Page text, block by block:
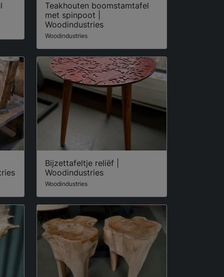
Teakhouten boomstamtafel
met spinpoot |
Woodindustries
Woodindustries
Bijzettafeltje reliëf |
Woodindustries
Woodindustries